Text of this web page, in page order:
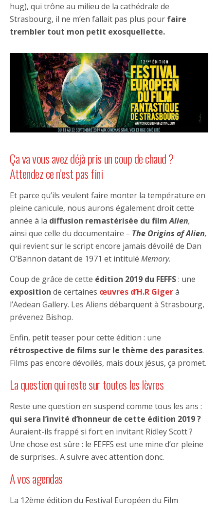
hug), qui trône au milieu de la cathédrale de
Strasbourg, il ne m’en fallait pas plus pour faire
trembler tout mon petit exosquellette.
Ça va vous avez déjà pris un coup de chaud ?
Attendez ce n’est pas fini
Et parce qu’ils veulent faire monter la température en
pleine canicule, nous aurons également droit cette
année à la diffusion remastérisée du filmAlien,
ainsi que celle du documentaire – The Origins of Alien,
qui revient sur le script encore jamais dévoilé de Dan
O’Bannon datant de 1971 et intitulé Memory.
Coup de grâce de cette édition 2019 du FEFFS: une
exposition de certaines œuvres d’H.R Gigerà
l’Aedean Gallery. Les Aliens débarquent à Strasbourg,
prévenez Bishop.
Enfin, petit teaser pour cette édition : une
rétrospective de films sur le thème des parasites.
Films pas encore dévoilés, mais doux jésus, ça promet.
La question qui reste sur toutes les lèvres
Reste une question en suspend comme tous les ans :
qui sera l’invité d’honneur de cette édition 2019 ?
Auraient-ils frappé si fort en invitant Ridley Scott ?
Une chose est sûre : le FEFFS est une mine d’or pleine
de surprises.. A suivre avec attention donc.
A vos agendas
La 12ème édition du Festival Européen du Film